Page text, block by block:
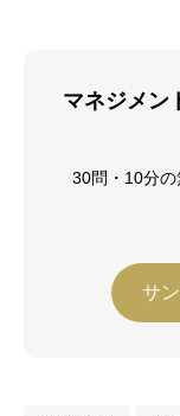
マネジメン
30問・10分
サ